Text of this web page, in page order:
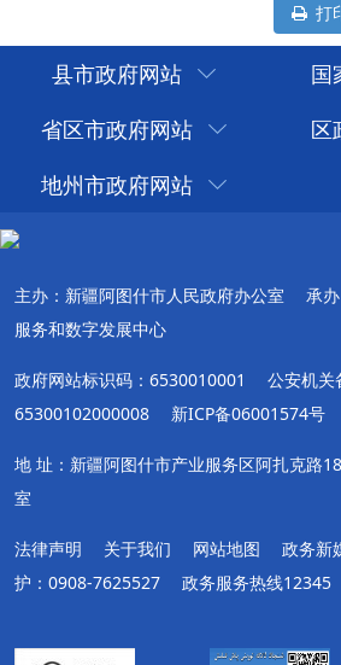
打
县市政府网站
国
省区市政府网站
区
地州市政府网站
主办：新疆阿图什市人民政府办公室
承
服务和数字发展中心
政府网站标识码：6530010001
公安机关
65300102000008
新ICP备06001574号
地 址：新疆阿图什市产业服务区阿扎克路
室
法律声明 关于我们 网站地图 政务新
护：0908-7625527
政务服务热线12345